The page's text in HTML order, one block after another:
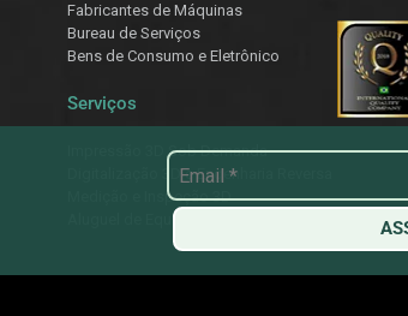
Fabricantes de Máquinas
Bureau de Serviços
Bens de Consumo e Eletrônico
Serviços
Impressão 3D Sob Demanda
Digitalização 3D e Engenharia Reversa
Medição e Inspeção 3D
Aluguel de Equipamentos